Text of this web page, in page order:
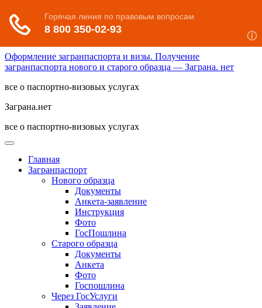
Оформление загранпаспорта и визы. Получение
загранпаспорта нового и старого образца — Заграна. нет
все о паспортно-визовых услугах
Заграна.нет
все о паспортно-визовых услугах
Главная
Загранпаспорт
Нового образца
Документы
Анкета-заявление
Инструкция
Фото
ГосПошлина
Старого образца
Документы
Анкета
Фото
Госпошлина
Через ГосУслуги